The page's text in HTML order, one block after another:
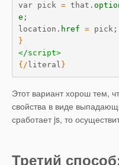
var pick = that.
e ;
location. href =
}
</script>
{ / literal }
Этот вариант хорош тем,
свойства в виде
сработает js, то
Третий